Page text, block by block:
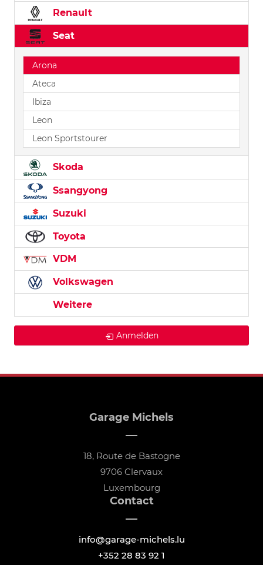
Renault
Seat
Arona
Ateca
Ibiza
Leon
Leon Sportstourer
Skoda
Ssangyong
Suzuki
Toyota
VDM
Volkswagen
Weitere
Anmelden
Garage Michels
18, Route de Bastogne
9706 Clervaux
Luxembourg
Contact
info@garage-michels.lu
+352 28 83 92 1